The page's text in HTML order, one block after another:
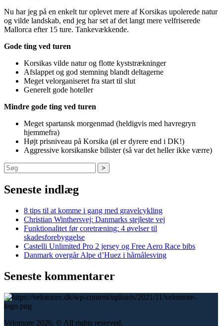
Nu har jeg på en enkelt tur oplevet mere af Korsikas upolerede natur
og vilde landskab, end jeg har set af det langt mere velfriserede
Mallorca efter 15 ture. Tankevækkende.
Gode ting ved turen
Korsikas vilde natur og flotte kyststrækninger
Afslappet og god stemning blandt deltagerne
Meget velorganiseret fra start til slut
Generelt gode hoteller
Mindre gode ting ved turen
Meget spartansk morgenmad (heldigvis med havregryn
hjemmefra)
Højt prisniveau på Korsika (øl er dyrere end i DK!)
Aggressive korsikanske bilister (så var det heller ikke værre)
Søg
Seneste indlæg
8 tips til at komme i gang med gravelcykling
Christian Winthersvej: Danmarks stejleste vej
Funktionalitet før coretræning: 4 øvelser til
skadesforebyggelse
Castelli Unlimited Pro 2 jersey og Free Aero Race bibs
Danmark overgår Alpe d’Huez i hårnålesving
Seneste kommentarer
Velomore 2026. © All rights reserved.